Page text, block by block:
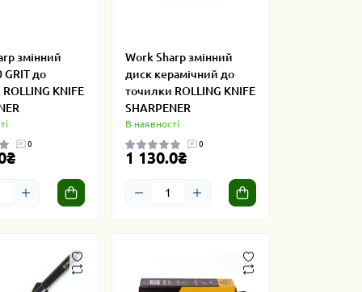
змінний
GRIT до
KNIFE
0
Work Sharp змінний
диск керамічний до
точилки ROLLING KNIFE
SHARPENER
В наявності
0
1 130.0₴